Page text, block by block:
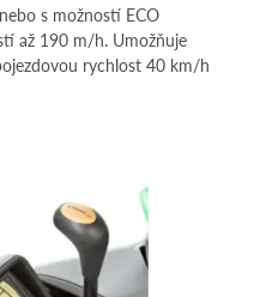
s možností ECO
až 190 m/h. Umožňuje
rychlost 40 km/h